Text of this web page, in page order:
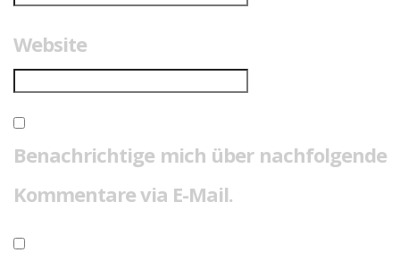
Website
Benachrichtige mich über nachfolgende
Kommentare via E-Mail.